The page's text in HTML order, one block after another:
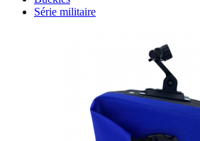
Série militaire